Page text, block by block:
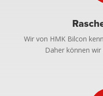
Wir von HMK Bilcon
Daher können